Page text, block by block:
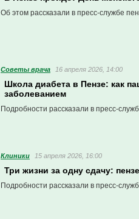
Об этом рассказали в пресс-службе
Советы врача 16 апреля 2026, 14:00
Школа диабета в Пензе: как
заболеванием
Подробности рассказали в пресс-
Клиники 15 апреля 2026, 16:00
Три жизни за одну сдачу:
Подробности рассказали в пресс-